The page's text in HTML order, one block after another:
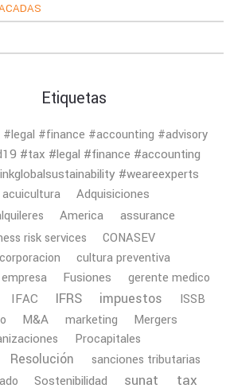
Etiquetas
#finance #accounting #advisory
#tax #legal #finance #accounting
#weareexperts
acuicultura Adquisiciones
America assurance
risk services
CONASEV
corporacion cultura preventiva
empresa Fusiones
gerente medico
IFAC IFRS impuestos
ISSB
M&A marketing Mergers
Procapitales
Resolución
sanciones tributarias
Sostenibilidad sunat
tax